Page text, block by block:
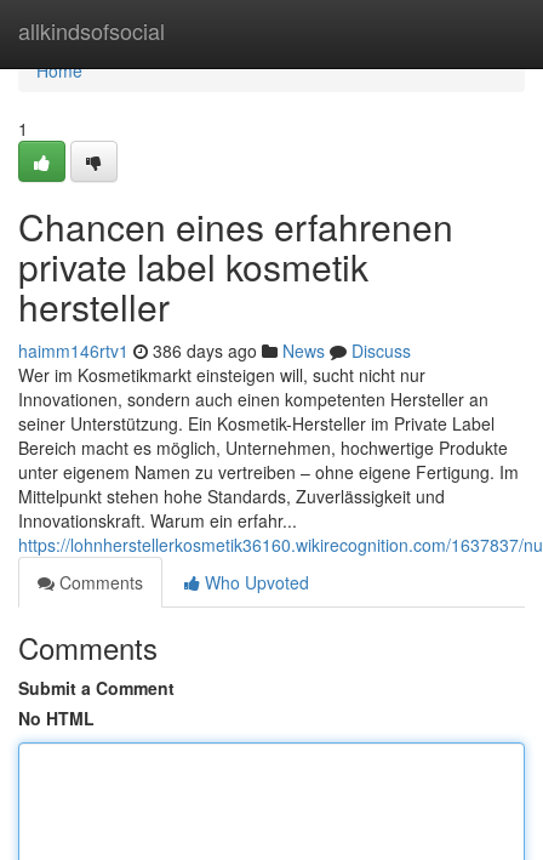
allkindsofsocial
Home
Home
1
Chancen eines erfahrenen
private label kosmetik
hersteller
haimm146rtv1 386 days ago News
Discuss
Wer im Kosmetikmarkt einsteigen will, sucht nicht nur
Innovationen, sondern auch einen kompetenten Hersteller an
seiner Unterstützung. Ein Kosmetik-Hersteller im Private Label
Bereich macht es möglich, Unternehmen, hochwertige Produkte
unter eigenem Namen zu vertreiben – ohne eigene Fertigung. Im
Mittelpunkt stehen hohe Standards, Zuverlässigkeit und
Innovationskraft. Warum ein erfahr...
https://lohnherstellerkosmetik36160.wikirecognition.com/1637837/
Comments
Who Upvoted
Comments
Submit a Comment
No HTML